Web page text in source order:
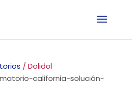
/ Dolidol